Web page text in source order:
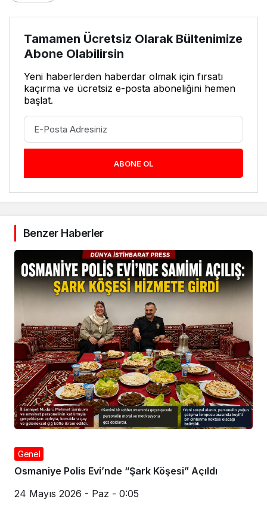
Tamamen Ücretsiz Olarak Bültenimize
Abone Olabilirsin
Yeni haberlerden haberdar olmak için fırsatı
kaçırma ve ücretsiz e-posta aboneliğini hemen
başlat.
ABONE OL
Benzer Haberler
Genel
Osmaniye Polis Evi’nde “Şark Köşesi” Açıldı
24 Mayıs 2026 - Paz - 0:05